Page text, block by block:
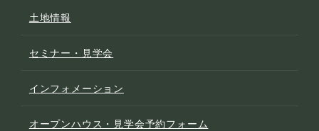
土地情報
セミナー・見学会
インフォメーション
オープンハウス・見学会予約フォーム